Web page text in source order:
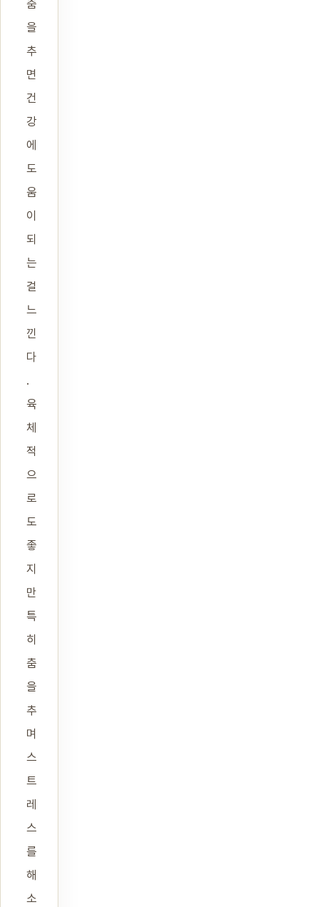
춤
을
추
면
건
강
에
도
움
이
되
는
걸
느
낀
다
.
육
체
적
으
로
도
좋
지
만
특
히
춤
을
추
며
스
트
레
스
를
해
소